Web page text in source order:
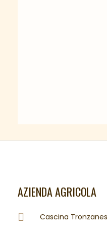
AZIENDA AGRICOLA
Cascina